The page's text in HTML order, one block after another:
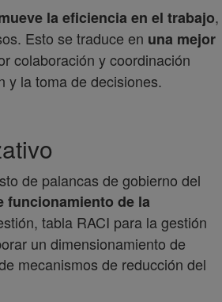
la eficiencia en el trabajo,
Esto se traduce en una mejor
colaboración y coordinación
y la toma de decisiones.
de palancas de gobierno del
funcionamiento de la
tabla RACI para la gestión
un dimensionamiento de
mecanismos de reducción del